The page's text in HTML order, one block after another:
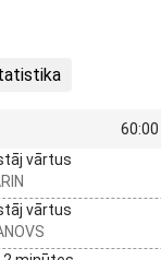
vārtus
vārtus